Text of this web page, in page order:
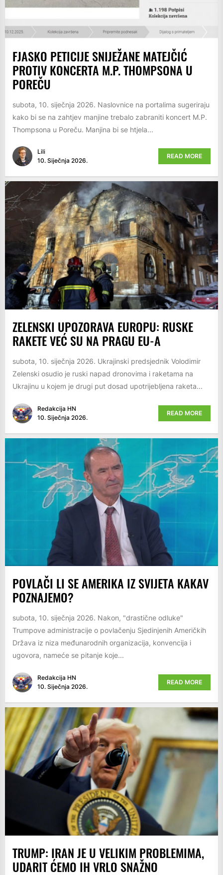
FJASKO PETICIJE SNIJEŽANE MATEJČIĆ
PROTIV KONCERTA M.P. THOMPSONA U
POREČU
subota, 10. siječnja 2026. Naslovnice na portalima sugeriraju
kako bi se na zahtjev manjine trebalo zabraniti koncert M.P.
Thompsona u Poreču. Manjina bi se htjela...
Lili
10. Siječnja 2026.
READ MORE
ZELENSKI UPOZORAVA EUROPU: RUSKE
RAKETE VEĆ SU NA PRAGU EU-A
subota, 10. siječnja 2026. Ukrajinski predsjednik Volodimir
Zelenski osudio je ruski napad dronovima i raketama na
Ukrajinu u kojem je drugi put dosad upotrijebljena raketa...
Redakcija HN
10. Siječnja 2026.
READ MORE
POVLAČI LI SE AMERIKA IZ SVIJETA KAKAV
POZNAJEMO?
subota, 10. siječnja 2026. Nakon, "drastične odluke"
Trumpove administracije o povlačenju Sjedinjenih Američkih
Država iz niza međunarodnih organizacija, konvencija i
ugovora, nameće se pitanje koje...
Redakcija HN
10. Siječnja 2026.
READ MORE
TRUMP: IRAN JE U VELIKIM PROBLEMIMA,
UDARIT ĆEMO IH VRLO SNAŽNO